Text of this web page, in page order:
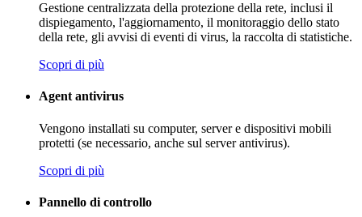
Gestione centralizzata della protezione della rete, inclusi il
dispiegamento, l'aggiornamento, il monitoraggio dello stato
della rete, gli avvisi di eventi di virus, la raccolta di statistiche.
Scopri di più
Agent antivirus
Vengono installati su computer, server e dispositivi mobili
protetti (se necessario, anche sul server antivirus).
Scopri di più
Pannello di controllo